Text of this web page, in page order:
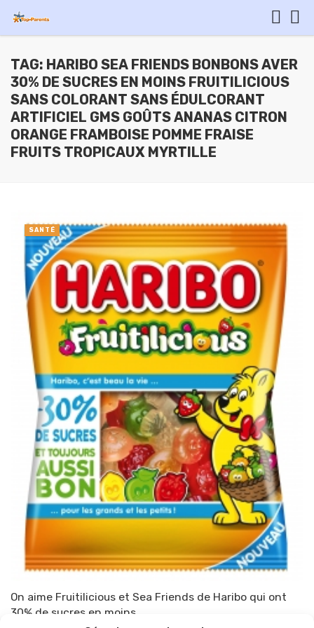
TAG: HARIBO SEA FRIENDS BONBONS AVER
30% DE SUCRES EN MOINS FRUITILICIOUS
SANS COLORANT SANS ÉDULCORANT
ARTIFICIEL GMS GOÛTS ANANAS CITRON
ORANGE FRAMBOISE POMME FRAISE
FRUITS TROPICAUX MYRTILLE
On aime Fruitilicious et Sea Friends de Haribo qui ont
30% de sucres en moins
SANTÉ